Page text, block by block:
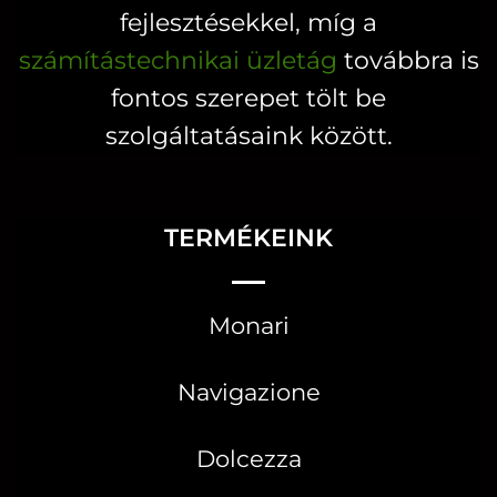
fejlesztésekkel, míg a
számítástechnikai üzletág továbbra is
fontos szerepet tölt be
szolgáltatásaink között.
TERMÉKEINK
Monari
Navigazione
Dolcezza